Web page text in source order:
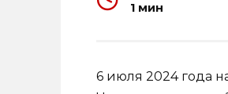
1 мин
6 июля 2024 года